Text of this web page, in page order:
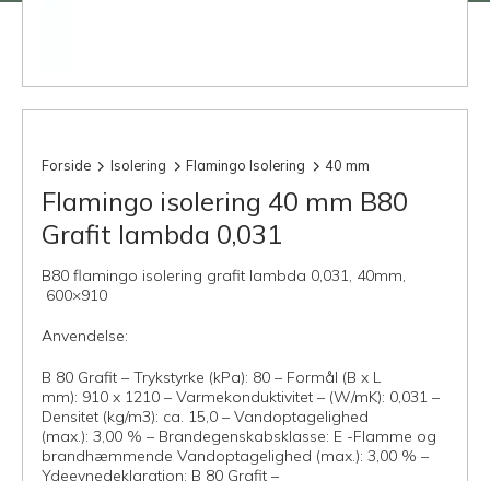
Forside Isolering Flamingo Isolering 40 mm
Flamingo isolering 40 mm B80
Grafit lambda 0,031
B80 flamingo isolering grafit lambda 0,031, 40mm,
600×910
Anvendelse:
B 80 Grafit – Trykstyrke (kPa): 80 – Formål (B x L
mm): 910 x 1210 – Varmekonduktivitet – (W/mK): 0,031 –
Densitet (kg/m3): ca. 15,0 – Vandoptagelighed
(max.): 3,00 % – Brandegenskabsklasse: E -Flamme og
brandhæmmende Vandoptagelighed (max.): 3,00 % –
Ydeevnedeklaration: B 80 Grafit –